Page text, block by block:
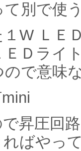
別で使
W ＬＥ
Ｄライ
で意味
昇圧回
ればやっ